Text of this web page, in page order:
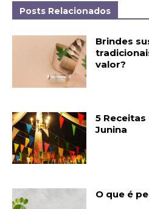
Posts Relacionados
Brindes
valor?
5
Junina
O que é